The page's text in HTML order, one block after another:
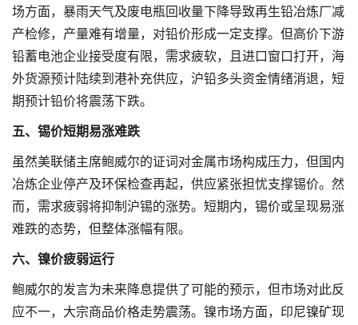
场方面，暴雨天气及废电瓶回收量下降导致再生铅冶炼厂减
产检修，产量难有增量，对铅价形成一定支撑。但高价下游
铅蓄电池企业接受度有限，需求疲软，且进口窗口打开，海
外货源预计陆续到港补充供应，沪铅多头资金情绪消退，短
期预计铅价将震荡下跌。
五、锡价短期易涨难跌
虽然美联储主席鲍威尔的证词对金属市场构成压力，但国内
冶炼企业停产及环保检查再起，供应紧张担忧支撑锡价。然
而，需求疲弱将抑制沪锡的涨势。短期内，锡价或呈现易涨
难跌的态势，但整体涨幅有限。
六、镍价疲弱运行
鲍威尔的发言为未来降息提供了可能的预示，但市场对此反
应不一，大宗商品价格走势震荡。镍市场方面，印尼镍矿现